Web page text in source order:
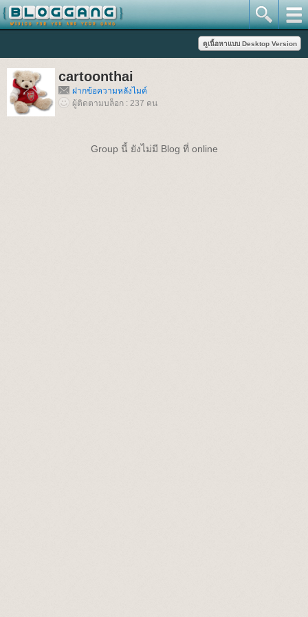
cartoonthai
ฝากข้อความหลังไมค์
ผู้ติดตามบล็อก : 237 คน
Group นี้ ยังไม่มี Blog ที่ online